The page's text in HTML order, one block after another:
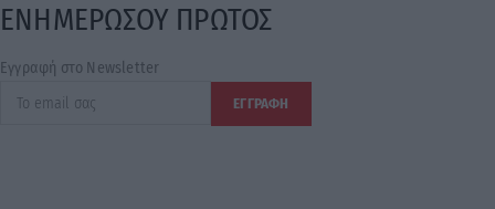
ΕΝΗΜΕΡΩΣΟΥ ΠΡΩΤΟΣ
Εγγραφή στο Newsletter